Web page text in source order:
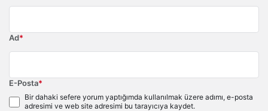
Ad*
E-Posta*
Bir dahaki sefere yorum yaptığımda kullanılmak üzere adımı, e-posta
adresimi ve web site adresimi bu tarayıcıya kaydet.